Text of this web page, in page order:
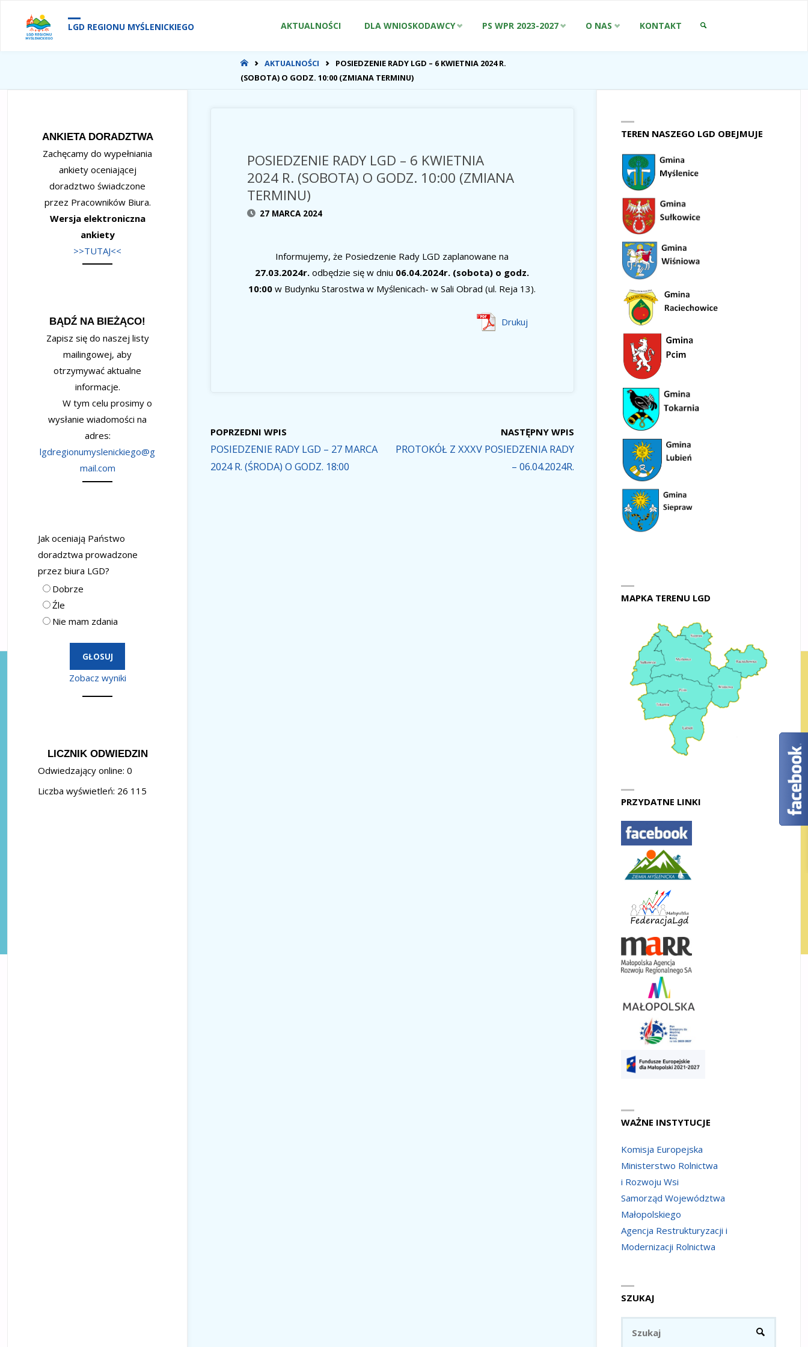
LGD REGIONU MYŚLENICKIEGO
treści
AKTUALNOŚCI DLA WNIOSKODAWCY PS WPR 2023-2027 O NAS KONTAKT
STRONA
GŁÓWNA
AKTUALNOŚCI
POSIEDZENIE RADY LGD – 6 KWIETNIA 2024 R.
(SOBOTA) O GODZ. 10:00 (ZMIANA TERMINU)
POSIEDZENIE RADY LGD – 6 KWIETNIA
2024 R. (SOBOTA) O GODZ. 10:00 (ZMIANA
TERMINU)
27 MARCA 2024
Informujemy, że Posiedzenie Rady LGD zaplanowane na
27.03.2024r. odbędzie się w dniu 06.04.2024r. (sobota) o godz.
10:00 w Budynku Starostwa w Myślenicach- w Sali Obrad (ul. Reja 13).
Drukuj
POPRZEDNI WPIS
POSIEDZENIE RADY LGD – 27 MARCA
2024 R. (ŚRODA) O GODZ. 18:00
NASTĘPNY WPIS
PROTOKÓŁ Z XXXV POSIEDZENIA RADY
– 06.04.2024R.
ANKIETA DORADZTWA
Zachęcamy do wypełniania
ankiety oceniającej
doradztwo świadczone
przez Pracowników Biura.
Wersja elektroniczna
ankiety
>>TUTAJ<<
BĄDŹ NA BIEŻĄCO!
Zapisz się do naszej listy
mailingowej, aby
otrzymywać aktualne
informacje.
W tym celu prosimy o
wysłanie wiadomości na
adres:
lgdregionumyslenickiego@g
mail.com
Jak oceniają Państwo
doradztwa prowadzone
przez biura LGD?
Dobrze
Źle
Nie mam zdania
Zobacz wyniki
LICZNIK ODWIEDZIN
Odwiedzający online: 0
Liczba wyświetleń: 26 115
TEREN NASZEGO LGD OBEJMUJE
MAPKA TERENU LGD
PRZYDATNE LINKI
WAŻNE INSTYTUCJE
Komisja Europejska
Ministerstwo Rolnictwa
i Rozwoju Wsi
Samorząd Województwa
Małopolskiego
Agencja Restrukturyzacji i
Modernizacji Rolnictwa
SZUKAJ
SZUKAJ